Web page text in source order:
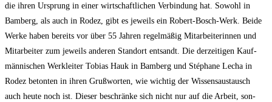
die ihren Ursprung in einer wirt­schaft­li­chen Ver­bin­dung hat. Sowohl in
Bam­berg, als auch in Rodez, gibt es jeweils ein Robert-Bosch-Werk. Bei­de
Wer­ke haben bereits vor über 55 Jah­ren regel­mä­ßig Mit­ar­bei­te­rin­nen und
Mit­ar­bei­ter zum jeweils ande­ren Stand­ort ent­sandt. Die der­zei­ti­gen Kauf­
män­ni­schen Werk­lei­ter Tobi­as Hauk in Bam­berg und Sté­pha­ne Lecha in
Rodez beton­ten in ihren Gruß­wor­ten, wie wich­tig der Wis­sens­aus­tausch
auch heu­te noch ist. Die­ser beschrän­ke sich nicht nur auf die Arbeit, son­